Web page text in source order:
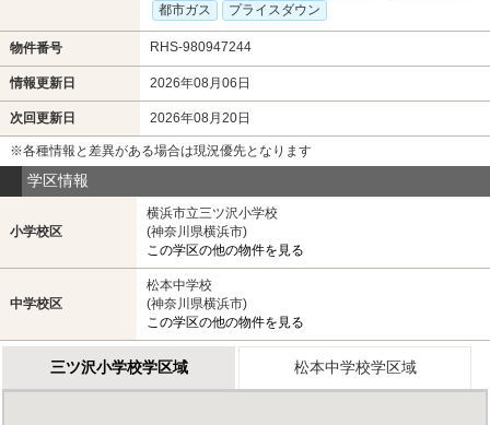
都市ガス
プライスダウン
物件番号 RHS-980947244
情報更新日 2026年08月06日
次回更新日 2026年08月20日
※各種情報と差異がある場合は現況優先となります
学区情報
小学校区
横浜市立三ツ沢小学校
(神奈川県横浜市)
この学区の他の物件を見る
中学校区
松本中学校
(神奈川県横浜市)
この学区の他の物件を見る
三ツ沢小学校学区域 松本中学校学区域